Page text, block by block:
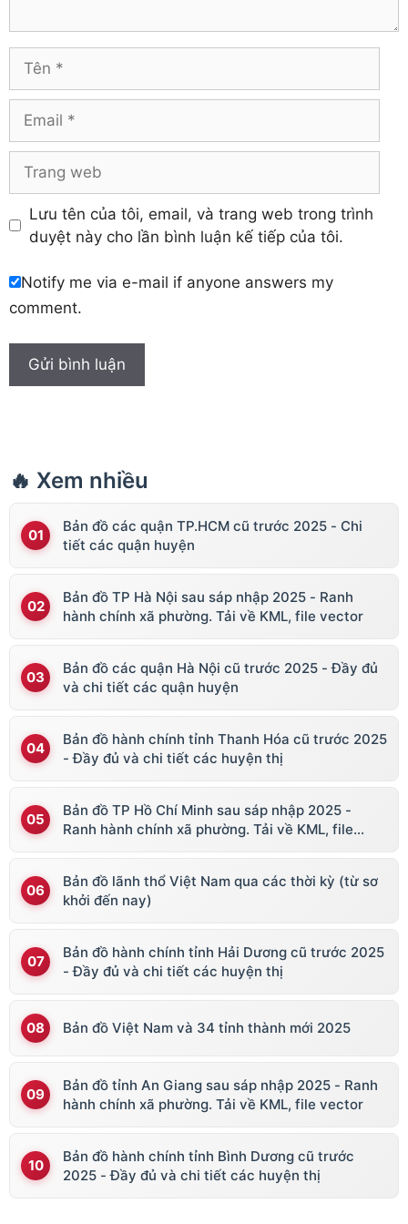
Hậu Giang
Hưng Yên
Khánh Hòa
Vĩnh Phúc
web
Lưu tên của tôi, email, và trang web trong trình
duyệt này cho lần bình luận kế tiếp của tôi.
Notify me via e-mail if anyone answers my
comment.
🔥 Xem nhiều
Bản đồ các quận TP.HCM cũ trước 2025 - Chi
tiết các quận huyện
Bản đồ TP Hà Nội sau sáp nhập 2025 - Ranh
hành chính xã phường. Tải về KML, file vector
Bản đồ các quận Hà Nội cũ trước 2025 - Đầy đủ
và chi tiết các quận huyện
Bản đồ hành chính tỉnh Thanh Hóa cũ trước 2025
- Đầy đủ và chi tiết các huyện thị
Bản đồ TP Hồ Chí Minh sau sáp nhập 2025 -
Ranh hành chính xã phường. Tải về KML, file
Bản đồ lãnh thổ Việt Nam qua các thời kỳ (từ sơ
khởi đến nay)
Bản đồ hành chính tỉnh Hải Dương cũ trước 2025
- Đầy đủ và chi tiết các huyện thị
Bản đồ Việt Nam và 34 tỉnh thành mới 2025
Bản đồ tỉnh An Giang sau sáp nhập 2025 - Ranh
hành chính xã phường. Tải về KML, file vector
Bản đồ hành chính tỉnh Bình Dương cũ trước
2025 - Đầy đủ và chi tiết các huyện thị